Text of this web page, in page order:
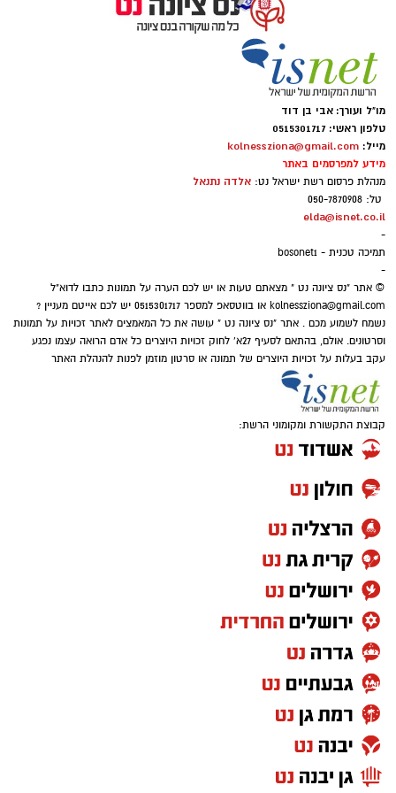
⇐וואטסאפ נס ציונה נט - קליק אחד ואתם
איפה יש בנס ציונה מצלמות חניה
הכסף שנעלם בשקט: כך דמי הניהול שוחקים
בדרך לליגת האלופות איתי רוטמן עיבוד תמונה
שיחק בסקציה נס ציונה ועכשיו מככב בליגת
האלופות. כדורגל הוא ענף מפתיע גם בתחום
קריירות השחקנים.
מה תגידו על בנו של אגדת הכדורגל המקומית
אריאל רוטמן, איתי רוטמן, שככב היום במשחקה
של הפועל באר שבע מול הכוכב האדום במסגרת
משחקי מוקדמות ליגת האלופות.
האם לנס ציונה יהיה נציג בליגת האלופות ועוד
שחקן בית שגדל בסקציה ושיחק בשורותיה עד
הכוכב האדום בלגרד.
שתי הקבוצות ייפגשו למשחק גומלין בשבוע הבא
בסרביה ואנחנו מחזיקים אצבעות להפועל באר
שבע ובמיוחד לאיתי רוטמן.
הערב אריאל רוטמן עמד במרכז ההגנה של הפועל
מו"ל ועורך: אבי בן דוד
טלפון ראשי: 0515301717
מייל: kolnessziona@gmail.com
מידע למפרסמים באתר
מנהלת פרסום רשת ישראל נט: אלדה נתנאל
טל: 050-7870908
elda@isnet.co.il
-
תמיכה טכנית - bosonet1
-
© אתר "נס ציונה נט " מצאתם טעות או יש לכם הערה על תמונות כתבו לדוא"ל
kolnessziona@gmail.com
או בווטסאפ למספר 0515301717 יש לכם אייטם מעניין ?
נשמח לשמוע מכם . אתר "נס ציונה נט " עושה את כל המאמצים לאתר זכויות על תמונות
וסרטונים. אולם, בהתאם לסעיף 27א' לחוק זכויות היוצרים כל אדם הרואה עצמו נפגע
עקב בעלות על זכויות היוצרים של תמונה או סרטון מוזמן לפנות להנהלת האתר
קבוצת התקשורת ומקומוני הרשת: